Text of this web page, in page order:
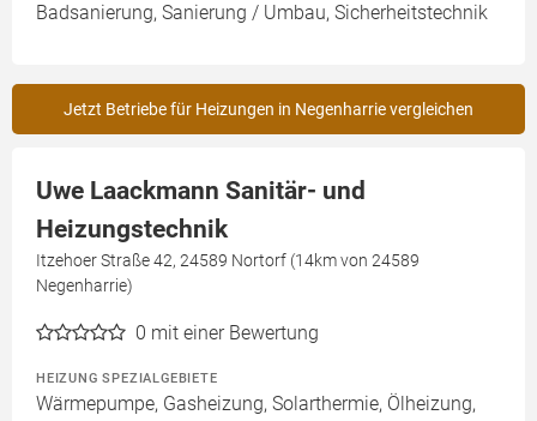
Badsanierung, Sanierung / Umbau, Sicherheitstechnik
Jetzt Betriebe für Heizungen in Negenharrie vergleichen
Uwe Laackmann Sanitär- und
Heizungstechnik
Itzehoer Straße 42, 24589 Nortorf (14km von 24589
Negenharrie)
0 mit einer Bewertung
HEIZUNG SPEZIALGEBIETE
Wärmepumpe, Gasheizung, Solarthermie, Ölheizung,